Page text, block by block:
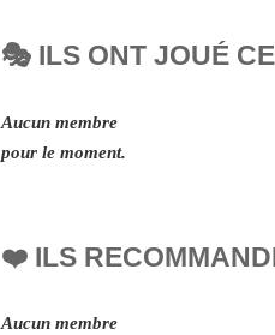
🎭 ILS ONT JOUÉ
Aucun membre
pour le moment.
❤️ ILS
Aucun membre